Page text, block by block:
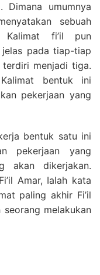
umumnya
sebuah
Kalimat fi’il pun
pada tiap-tiap
terdiri menjadi tiga.
bentuk ini
pekerjaan yang
bentuk satu ini
pekerjaan yang
akan dikerjakan.
Amar, Ialah kata
paling akhir Fi’il
melakukan